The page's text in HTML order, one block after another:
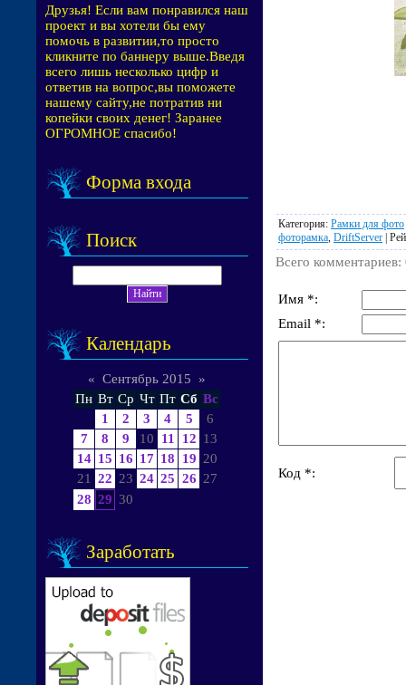
Друзья! Если вам понравился наш
проект и вы хотели бы ему
помочь в развитии,то просто
кликните по баннеру выше.Введя
всего лишь несколько цифр и
ответив на вопрос,вы поможете
нашему сайту,не потратив ни
копейки своих денег! Заранее
ОГРОМНОЕ спасибо!
Форма входа
Поиск
Календарь
« Сентябрь 2015
»
Пн Вт Ср Чт Пт Сб Вс
1
2 3 4 5
6
7
8 9 10 11 12 13
14 15 16 17 18 19 20
21
22 23 24 25 26 27
28 29 30
Заработать
Категория: Рамки для фото
фоторамка DriftServer |
Всего комментариев:
Имя *:
Email *:
Код *: